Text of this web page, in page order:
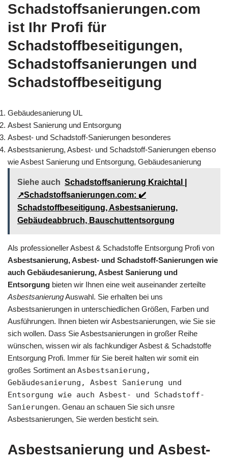
Schadstoffsanierungen.com
ist Ihr Profi für
Schadstoffbeseitigungen,
Schadstoffsanierungen und
Schadstoffbeseitigung
Gebäudesanierung UL
Asbest Sanierung und Entsorgung
Asbest- und Schadstoff-Sanierungen besonderes
Asbestsanierung, Asbest- und Schadstoff-Sanierungen ebenso
wie Asbest Sanierung und Entsorgung, Gebäudesanierung
Siehe auch Schadstoffsanierung Kraichtal |
↗️Schadstoffsanierungen.com: ✔️
Schadstoffbeseitigung, Asbestsanierung,
Gebäudeabbruch, Bauschuttentsorgung
Als professioneller Asbest & Schadstoffe Entsorgung Profi von
Asbestsanierung, Asbest- und Schadstoff-Sanierungen wie
auch Gebäudesanierung, Asbest Sanierung und
Entsorgung bieten wir Ihnen eine weit auseinander zerteilte
AsbestsanierungAuswahl. Sie erhalten bei uns
Asbestsanierungen in unterschiedlichen Größen, Farben und
Ausführungen. Ihnen bieten wir Asbestsanierungen, wie Sie sie
sich wollen. Dass Sie Asbestsanierungen in großer Reihe
wünschen, wissen wir als fachkundiger Asbest & Schadstoffe
Entsorgung Profi. Immer für Sie bereit halten wir somit ein
großes Sortiment an Asbestsanierung,
Gebäudesanierung, Asbest Sanierung und
Entsorgung wie auch Asbest- und Schadstoff-
Sanierungen. Genau an schauen Sie sich unsre
Asbestsanierungen, Sie werden besticht sein.
Asbestsanierung und Asbest-